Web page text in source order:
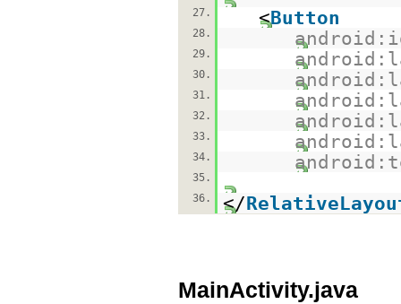
27.
<Button
28.
29.
30.
31.
32.
33.
34.
35.
36.
</
MainActivity.java